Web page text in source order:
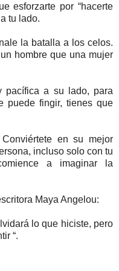
esforzarte por “hacerte
tu lado.
la batalla a los celos.
hombre que una mujer
pacífica a su lado, para
puede fingir, tienes que
en su mejor
incluso solo con tu
a imaginar la
Maya Angelou:
lo que hiciste, pero
“.